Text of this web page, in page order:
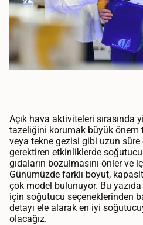
Açık hava aktiviteleri sırasında
tazeliğini korumak büyük önem
veya tekne gezisi gibi uzun süre
gerektiren etkinliklerde
gıdaların bozulmasını önler ve
Günümüzde farklı boyut,
çok model bulunuyor. Bu
için soğutucu seçeneklerinden
detayı ele alarak en iyi
olacağız.